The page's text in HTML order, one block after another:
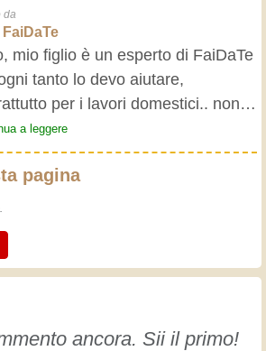
da
FaiDaTe
mio figlio è un esperto di FaiDaTe
tanto lo devo aiutare,
per i lavori domestici.. non
intende. Ho deciso di dargli
consiglio scrivendo il manuale
domestica. Ora non ha più scuse,
arrangiare!
a leggere
pagina
ancora. Sii il primo!